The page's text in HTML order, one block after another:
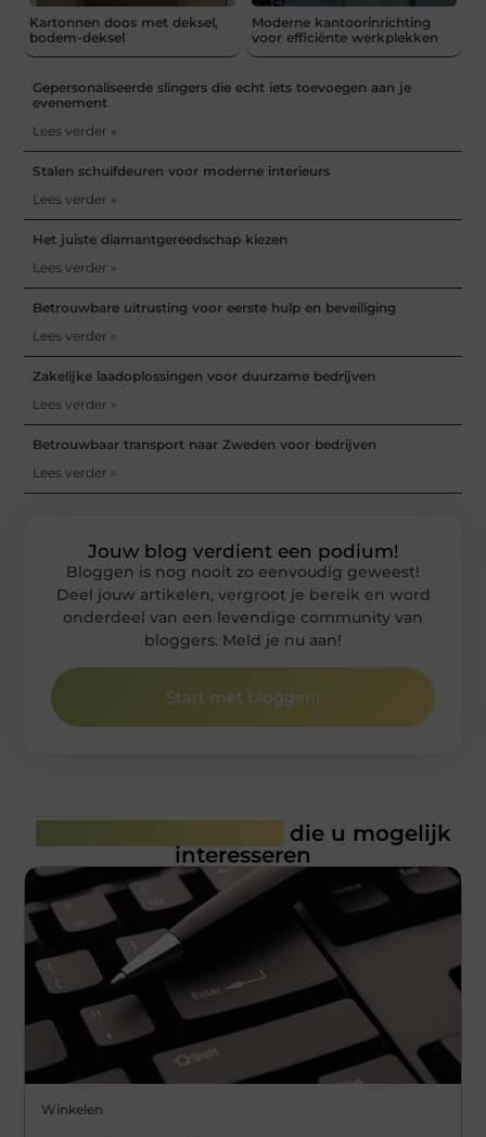
Kartonnen doos met deksel,
bodem-deksel
Moderne kantoorinrichting
voor efficiënte werkplekken
Gepersonaliseerde slingers die echt iets toevoegen aan je
evenement
Lees verder »
Stalen schuifdeuren voor moderne interieurs
Lees verder »
Het juiste diamantgereedschap kiezen
Lees verder »
Betrouwbare uitrusting voor eerste hulp en beveiliging
Lees verder »
Zakelijke laadoplossingen voor duurzame bedrijven
Lees verder »
Betrouwbaar transport naar Zweden voor bedrijven
Lees verder »
Jouw blog verdient een podium!
Bloggen is nog nooit zo eenvoudig geweest!
Deel jouw artikelen, vergroot je bereik en word
onderdeel van een levendige community van
bloggers. Meld je nu aan!
Start met bloggen!
die u mogelijk
interesseren
Winkelen